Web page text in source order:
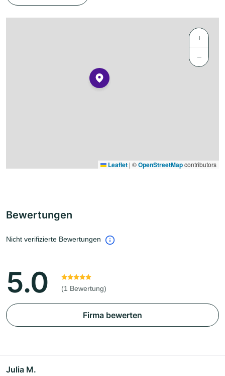
+
−
Leaflet | ©OpenStreetMapcontributors
Bewertungen
Nicht verifizierte Bewertungen
5.0 (1 Bewertung)
Firma bewerten
Julia M.